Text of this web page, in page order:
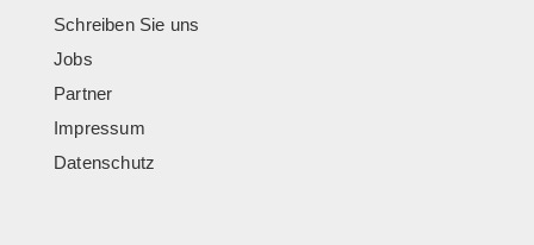
Schreiben Sie uns
Jobs
Partner
Impressum
Datenschutz